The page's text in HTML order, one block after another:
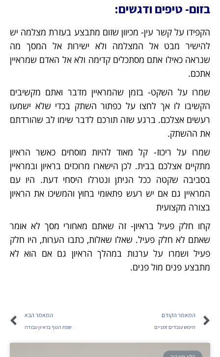
בזום- טיפים ודגשים:
הקפידו על קשר עין- מכיוון שזום מתבצע בעזרת מצלמה יש
להישיר מבט אל המצלמה ולא ישירות אל המסך מה
שנראה כאילו אתם מסתכלים קדימה ולא אל האדם שמראיין
אתכם.
שמרו על השקט- בזמן שהמראיין מדבר ואתם מקשיבים
הקשיבו לו אך לחצו על כפתור השתק בכדי שלא ישמעו
רעשים אצלכם. ברגע שזה תורכם לדבר שימו לב שהורדתם
את ההשתק.
שמרו על ריכוז- קל מאוד להיות מוסחים כאשר הראיון
מתקיים אצלכם בבית. לכן הישארו מרוכזים בראיון ובמראיין
בסביבה שקטה ככל הניתן ונטרלו היסחי דעת. היו עם
המראיין גם אם יש רעש פתאומי בחוץ והמשיכו את הראיון
בצורה מקצועית
קחו חלק פעיל בראיון- זה שאתם מאחורי מסך לא אומר
שאתם לא חלק פעיל. שאלו שאלות, כתבו הערות, היו חלק
פעיל ושמרו על ערנות במהלך הראיון גם אם הוא לא
מתבצע פנים מול פנים.
המאמר הקודם
חיפוש עובדים זמניים
המאמר הבא
שפת הגוף בראיון עבודה